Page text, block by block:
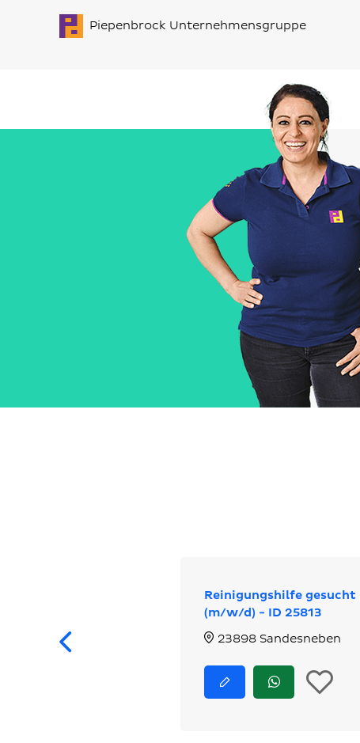
Piepenbrock Unternehmensgruppe
Zurück
Reinigungshilfe gesucht
(m/w/d) - ID 25813
23898 Sandesneben
Jetzt
bewerben
Jetzt
via
In